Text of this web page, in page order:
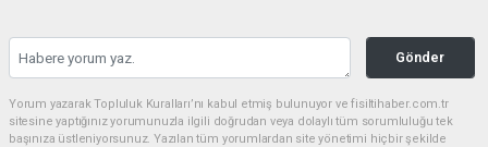
Gönder
Yorum yazarak Topluluk Kuralları’nı kabul etmiş bulunuyor ve fisiltihaber.com.tr
sitesine yaptığınız yorumunuzla ilgili doğrudan veya dolaylı tüm sorumluluğu tek
başınıza üstleniyorsunuz. Yazılan tüm yorumlardan site yönetimi hiçbir şekilde